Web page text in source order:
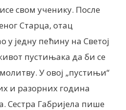
свом ученику. После
Старца, отац
у једну пећину на Светој
пустињака да би се
У овој „пустињи“
и разорних година
Сестра Габријела пише